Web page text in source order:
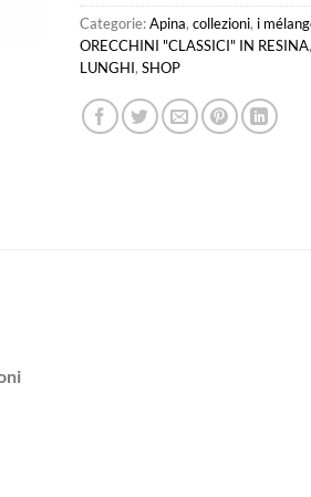
Categorie:Apina, collezioni, i
ORECCHINI "CLASSICI" IN RESINA
LUNGHI, SHOP